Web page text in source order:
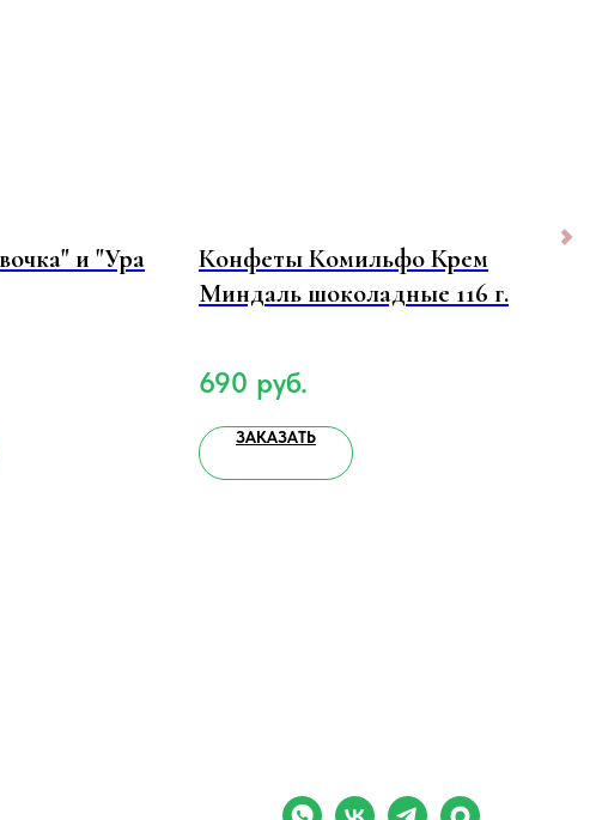
и "Ура
Конфеты Комильфо Крем
Миндаль шоколадные 116 г.
690 руб.
ЗАКАЗАТЬ